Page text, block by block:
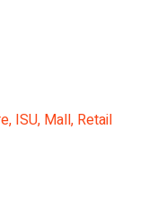
, ISU, Mall, Retail